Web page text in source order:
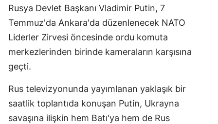
Rusya Devlet Başkanı Vladimir Putin, 7
Temmuz'da Ankara'da düzenlenecek NATO
Liderler Zirvesi öncesinde ordu komuta
merkezlerinden birinde kameraların karşısına
geçti.
Rus televizyonunda yayımlanan yaklaşık bir
saatlik toplantıda konuşan Putin, Ukrayna
savaşına ilişkin hem Batı'ya hem de Rus